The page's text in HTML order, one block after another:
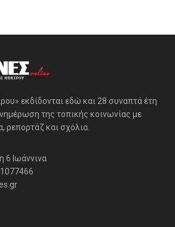
εκδίδονται εδώ και 28 συναπτά έτη
της τοπικής κοινωνίας με
ρεπορτάζ και σχόλια.
6 Ιωάννινα